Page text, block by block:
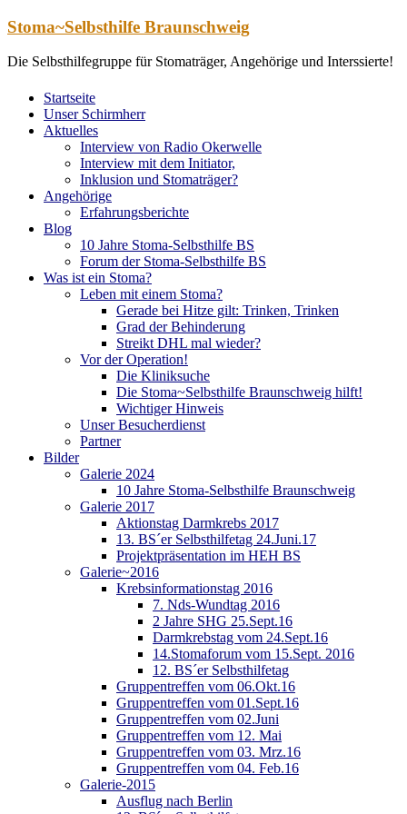
Zum
springen
Stoma~Selbsthilfe Braunschweig
Die Selbsthilfegruppe für Stomaträger, Angehörige und Interssierte!
Startseite
Unser Schirmherr
Aktuelles
Interview von Radio Okerwelle
Interview mit dem Initiator,
Inklusion und Stomaträger?
Angehörige
Erfahrungsberichte
Blog
10 Jahre Stoma-Selbsthilfe BS
Forum der Stoma-Selbsthilfe BS
Was ist ein Stoma?
Leben mit einem Stoma?
Gerade bei Hitze gilt: Trinken, Trinken
Grad der Behinderung
Streikt DHL mal wieder?
Vor der Operation!
Die Kliniksuche
Die Stoma~Selbsthilfe Braunschweig hilft!
Wichtiger Hinweis
Unser Besucherdienst
Partner
Bilder
Galerie 2024
10 Jahre Stoma-Selbsthilfe Braunschweig
Galerie 2017
Aktionstag Darmkrebs 2017
13. BS´er Selbsthilfetag 24.Juni.17
Projektpräsentation im HEH BS
Galerie~2016
Krebsinformationstag 2016
7. Nds-Wundtag 2016
2 Jahre SHG 25.Sept.16
Darmkrebstag vom 24.Sept.16
14.Stomaforum vom 15.Sept. 2016
12. BS´er Selbsthilfetag
Gruppentreffen vom 06.Okt.16
Gruppentreffen vom 01.Sept.16
Gruppentreffen vom 02.Juni
Gruppentreffen vom 12. Mai
Gruppentreffen vom 03. Mrz.16
Gruppentreffen vom 04. Feb.16
Galerie-2015
Ausflug nach Berlin